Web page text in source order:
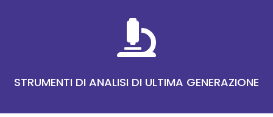

STRUMENTI DI ANALISI DI ULTIMA GENERAZIONE